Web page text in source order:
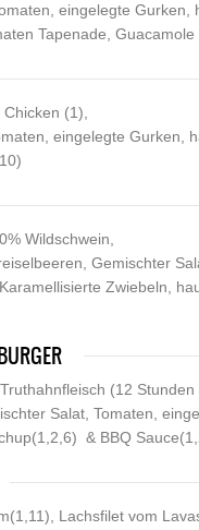
eingelegte Gurken,
Tapenade, Guacamole
(1),
eingelegte Gurken,
Wildschwein,
Gemischter
Zwiebeln,
(12 Stunden
Salat, Tomaten,
& BBQ
Lachsfilet vom